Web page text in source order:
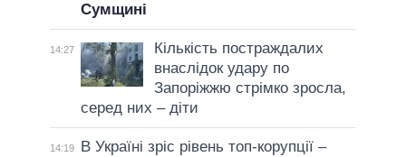
Сумщині
14:27
Кількість постраждалих
внаслідок удару по
Запоріжжю стрімко зросла,
серед них – діти
14:19
В Україні зріс рівень топ-корупції –